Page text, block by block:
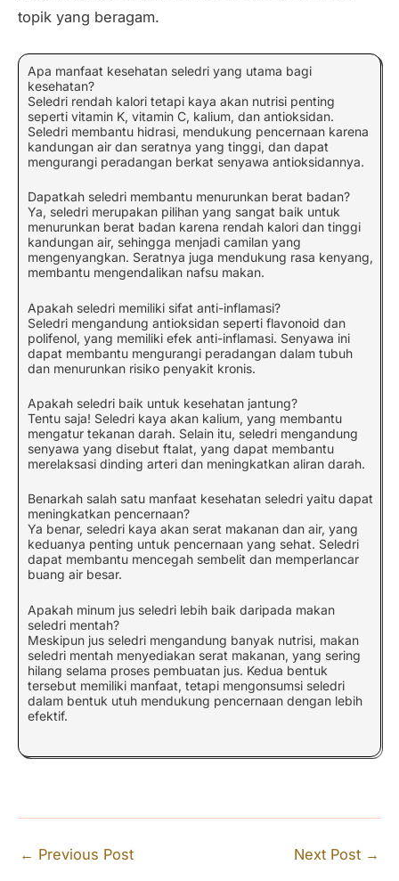
topik yang beragam.
Apa manfaat kesehatan seledri yang utama bagi
kesehatan?
Seledri rendah kalori tetapi kaya akan nutrisi penting
seperti vitamin K, vitamin C, kalium, dan antioksidan.
Seledri membantu hidrasi, mendukung pencernaan karena
kandungan air dan seratnya yang tinggi, dan dapat
mengurangi peradangan berkat senyawa antioksidannya.
Dapatkah seledri membantu menurunkan berat badan?
Ya, seledri merupakan pilihan yang sangat baik untuk
menurunkan berat badan karena rendah kalori dan tinggi
kandungan air, sehingga menjadi camilan yang
mengenyangkan. Seratnya juga mendukung rasa kenyang,
membantu mengendalikan nafsu makan.
Apakah seledri memiliki sifat anti-inflamasi?
Seledri mengandung antioksidan seperti flavonoid dan
polifenol, yang memiliki efek anti-inflamasi. Senyawa ini
dapat membantu mengurangi peradangan dalam tubuh
dan menurunkan risiko penyakit kronis.
Apakah seledri baik untuk kesehatan jantung?
Tentu saja! Seledri kaya akan kalium, yang membantu
mengatur tekanan darah. Selain itu, seledri mengandung
senyawa yang disebut ftalat, yang dapat membantu
merelaksasi dinding arteri dan meningkatkan aliran darah.
Benarkah salah satu manfaat kesehatan seledri yaitu dapat
meningkatkan pencernaan?
Ya benar, seledri kaya akan serat makanan dan air, yang
keduanya penting untuk pencernaan yang sehat. Seledri
dapat membantu mencegah sembelit dan memperlancar
buang air besar.
Apakah minum jus seledri lebih baik daripada makan
seledri mentah?
Meskipun jus seledri mengandung banyak nutrisi, makan
seledri mentah menyediakan serat makanan, yang sering
hilang selama proses pembuatan jus. Kedua bentuk
tersebut memiliki manfaat, tetapi mengonsumsi seledri
dalam bentuk utuh mendukung pencernaan dengan lebih
efektif.
← Previous Post Next Post →